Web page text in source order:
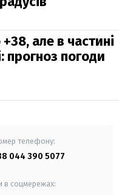
але в частині
прогноз погоди
телефону:
044 390 5077
в соцмережах: